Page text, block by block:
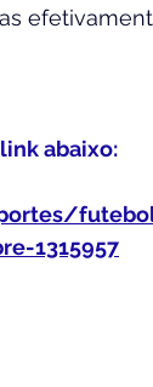
abaixo:
1315957